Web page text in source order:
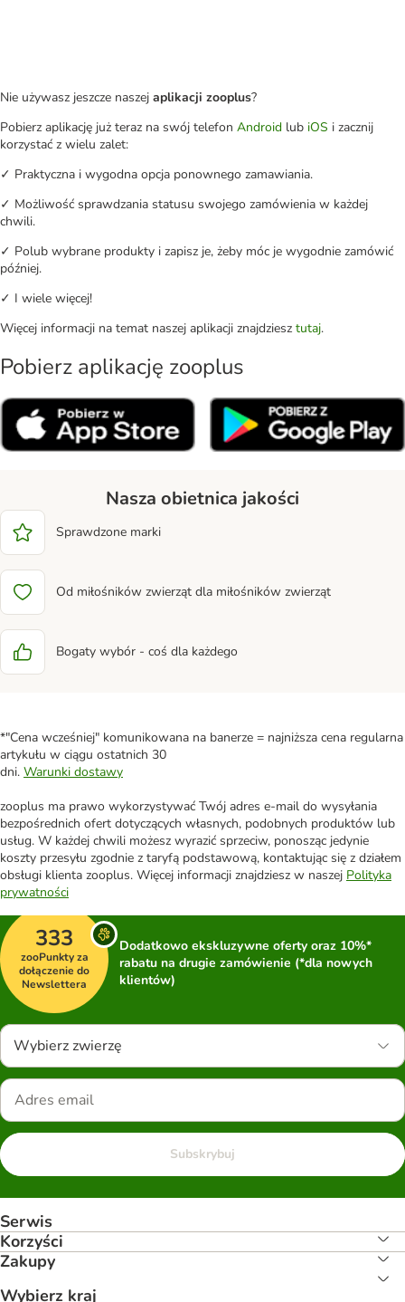
Nie używasz jeszcze naszej aplikacji zooplus?
Pobierz aplikację już teraz na swój telefon Android lub iOS i zacznij
korzystać z wielu zalet:
✓ Praktyczna i wygodna opcja ponownego zamawiania.
✓ Możliwość sprawdzania statusu swojego zamówienia w każdej
chwili.
✓ Polub wybrane produkty i zapisz je, żeby móc je wygodnie zamówić
później.
✓ I wiele więcej!
Więcej informacji na temat naszej aplikacji znajdziesz tutaj.
Pobierz aplikację zooplus
Nasza obietnica jakości
Sprawdzone marki
Od miłośników zwierząt dla miłośników zwierząt
Bogaty wybór - coś dla każdego
*"Cena wcześniej" komunikowana na banerze = najniższa cena regularna
artykułu w ciągu ostatnich 30
dni. Warunki dostawy
zooplus ma prawo wykorzystywać Twój adres e-mail do wysyłania
bezpośrednich ofert dotyczących własnych, podobnych produktów lub
usług. W każdej chwili możesz wyrazić sprzeciw, ponosząc jedynie
koszty przesyłu zgodnie z taryfą podstawową, kontaktując się z działem
obsługi klienta zooplus. Więcej informacji znajdziesz w naszej Polityka
prywatności
333
zooPunkty za
dołączenie do
Newslettera
Dodatkowo ekskluzywne oferty oraz 10%*
rabatu na drugie zamówienie (*dla nowych
klientów)
Wybierz zwierzę
Subskrybuj
Serwis
Korzyści
Zakupy
Wybierz kraj